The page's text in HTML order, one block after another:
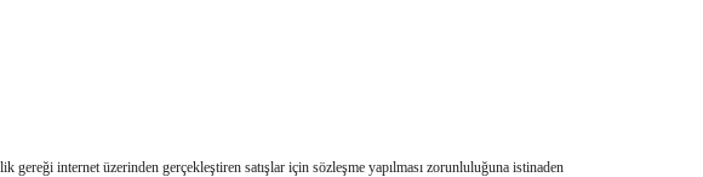
internet üzerinden gerçekleştiren satışlar için sözleşme yapılması zorunluluğuna istinaden